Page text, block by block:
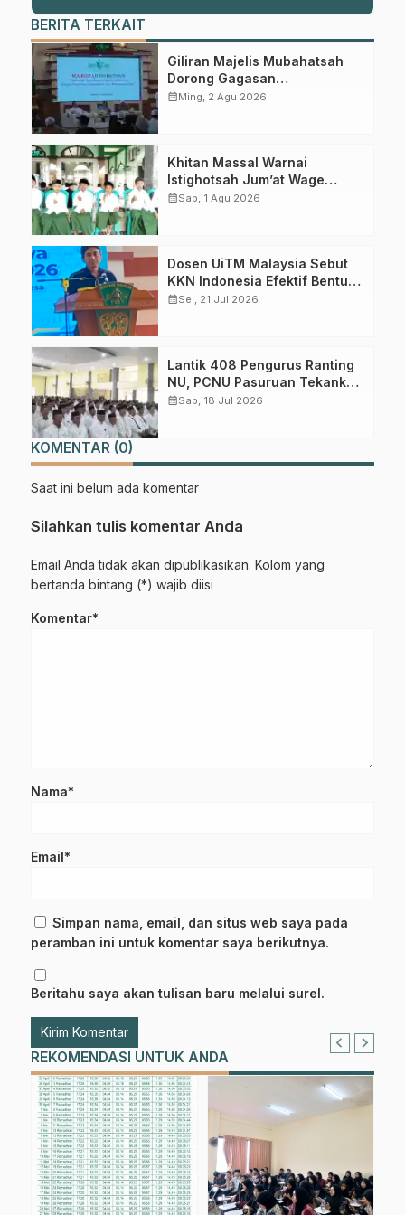
Gabung Channel WhatsApp NU
Pasuruan
Dapatkan info kegiatan, kajian, dan berita terbaru langsung dari
sumber resmi NU Pasuruan.
Join Sekarang
BERITA TERKAIT
Giliran Majelis Mubahatsah
Dorong Gagasan
Pelembagaan AHWA ke Forum
calendar_monthMing, 2 Agu 2026
Khitan Massal Warnai
Istighotsah Jum’at Wage
MWCNU Sukorejo
calendar_monthSab, 1 Agu 2026
Dosen UiTM Malaysia Sebut
KKN Indonesia Efektif Bentuk
Karakter Mahasiswa
calendar_monthSel, 21 Jul 2026
Lantik 408 Pengurus Ranting
NU, PCNU Pasuruan Tekankan
Literasi dan Loyalitas
calendar_monthSab, 18 Jul 2026
KOMENTAR (0)
Saat ini belum ada komentar
Silahkan tulis komentar Anda
Email Anda tidak akan dipublikasikan. Kolom yang
bertanda bintang (*) wajib diisi
Komentar*
Nama*
Email*
Simpan nama, email, dan situs web saya pada
peramban ini untuk komentar saya berikutnya.
Beritahu saya akan tulisan baru melalui surel.
REKOMENDASI UNTUK ANDA